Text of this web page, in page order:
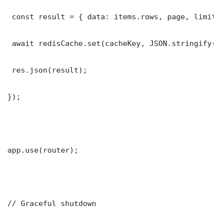
const result = { data: items.rows, page,
await redisCache.set(cacheKey,
res.json(result);
});
app.use(router);
// Graceful shutdown